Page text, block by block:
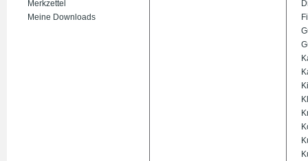
Merkzettel
Meine Downloads